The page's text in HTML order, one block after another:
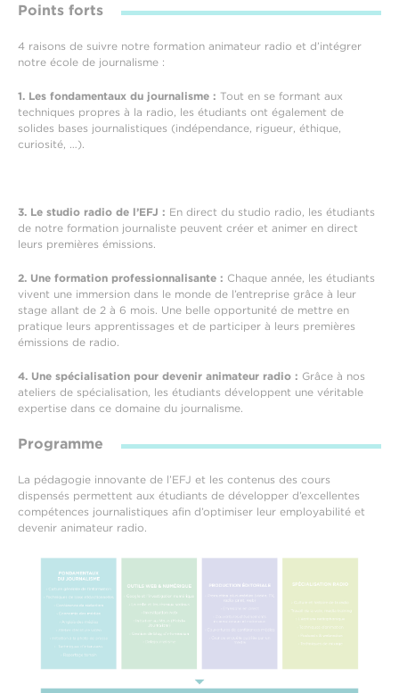
Points forts
4 raisons de suivre notre formation animateur radio et d’intégrer
notre école de journalisme :
1. Les fondamentaux du journalisme : Tout en se formant aux
techniques propres à la radio, les étudiants ont également de
solides bases journalistiques (indépendance, rigueur, éthique,
curiosité, …).
3. Le studio radio de l’EFJ : En direct du studio radio, les étudiants
de notre formation journaliste peuvent créer et animer en direct
leurs premières émissions.
2. Une formation professionnalisante : Chaque année, les étudiants
vivent une immersion dans le monde de l’entreprise grâce à leur
stage allant de 2 à 6 mois. Une belle opportunité de mettre en
pratique leurs apprentissages et de participer à leurs premières
émissions de radio.
4. Une spécialisation pour devenir animateur radio : Grâce à nos
ateliers de spécialisation, les étudiants développent une véritable
expertise dans ce domaine du journalisme.
Programme
La pédagogie innovante de l’EFJ et les contenus des cours
dispensés permettent aux étudiants de développer d’excellentes
compétences journalistiques afin d’optimiser leur employabilité et
devenir animateur radio.